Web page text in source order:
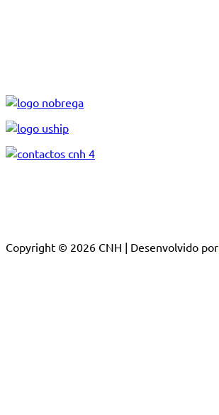
Copyright © 2026 CNH | Desenvolvido por